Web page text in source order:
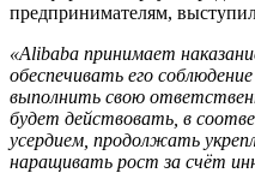
предпринимателям,
«Alibaba принимает
обеспечивать его
выполнить свою
будет действовать, в
усердием, продолжать
наращивать рост за счёт